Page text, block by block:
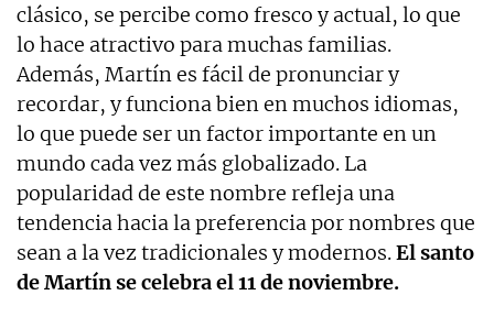
clásico, se percibe como fresco y actual, lo que
lo hace atractivo para muchas familias.
Además, Martín es fácil de pronunciar y
recordar, y funciona bien en muchos idiomas,
lo que puede ser un factor importante en un
mundo cada vez más globalizado. La
popularidad de este nombre refleja una
tendencia hacia la preferencia por nombres que
sean a la vez tradicionales y modernos.El santo
de Martín se celebra el 11 de noviembre.